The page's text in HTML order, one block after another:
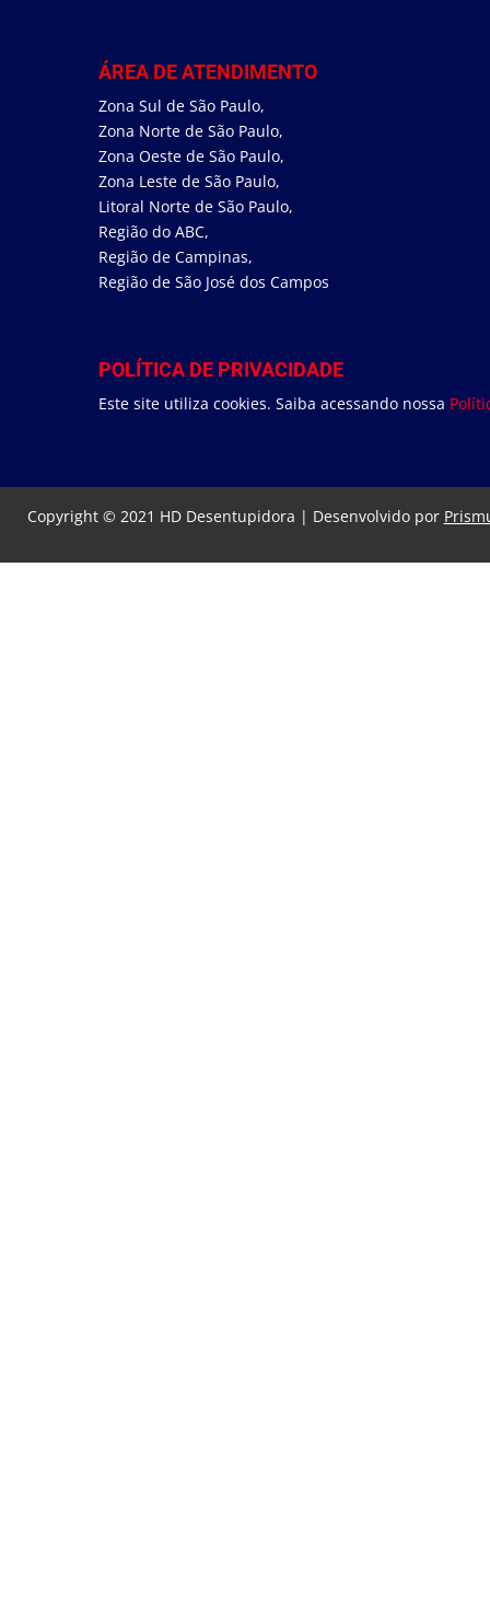
ÁREA DE ATENDIMENTO
Zona Sul de São Paulo,
Zona Norte de São Paulo,
Zona Oeste de São Paulo,
Zona Leste de São Paulo,
Litoral Norte de São Paulo,
Região do ABC,
Região de Campinas,
Região de São José dos Campos
POLÍTICA DE PRIVACIDADE
Este site utiliza cookies. Saiba acessando nossa
Copyright © 2021 HD Desentupidora | Desenvolvido por